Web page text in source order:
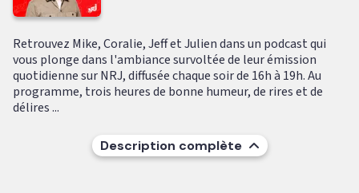
Retrouvez Mike, Coralie, Jeff et Julien dans un podcast qui
vous plonge dans l'ambiance survoltée de leur émission
quotidienne sur NRJ, diffusée chaque soir de 16h à 19h. Au
programme, trois heures de bonne humeur, de rires et de
délires ...
Description complète